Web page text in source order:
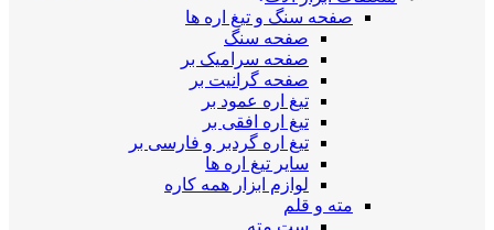
صفحه سنگ و تیغ اره ها
صفحه سنگ
صفحه سرامیک بر
صفحه گرانیت بر
تیغ اره عمود بر
تیغ اره افقی بر
تیغ اره گردبر و فارسی بر
سایر تیغ اره ها
لوازم ابزار همه کاره
مته و قلم